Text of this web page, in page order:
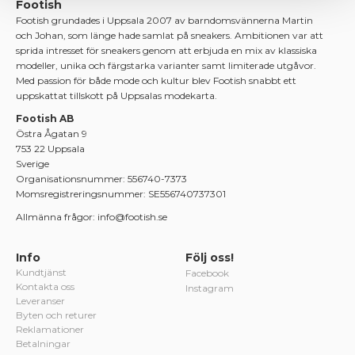
Footish
Footish grundades i Uppsala 2007 av barndomsvännerna Martin
och Johan, som länge hade samlat på sneakers. Ambitionen var att
sprida intresset för sneakers genom att erbjuda en mix av klassiska
modeller, unika och färgstarka varianter samt limiterade utgåvor.
Med passion för både mode och kultur blev Footish snabbt ett
uppskattat tillskott på Uppsalas modekarta.
Footish AB
Östra Ågatan 9
753 22 Uppsala
Sverige
Organisationsnummer: 556740-7373
Momsregistreringsnummer: SE556740737301
Allmänna frågor: info@footish.se
Info
Kundtjänst
Kontakta oss
Leveranser
Byten och returer
Reklamationer
Betalningar
Följ oss!
Facebook
Instagram